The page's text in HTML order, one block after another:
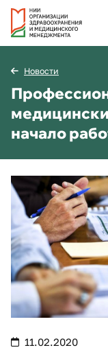
Новости
начало
11.02.2020